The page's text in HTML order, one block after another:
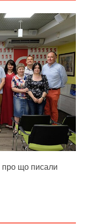
про що писали